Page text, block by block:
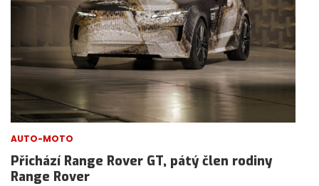
AUTO-MOTO
Přichází Range Rover GT, pátý člen rodiny
Range Rover